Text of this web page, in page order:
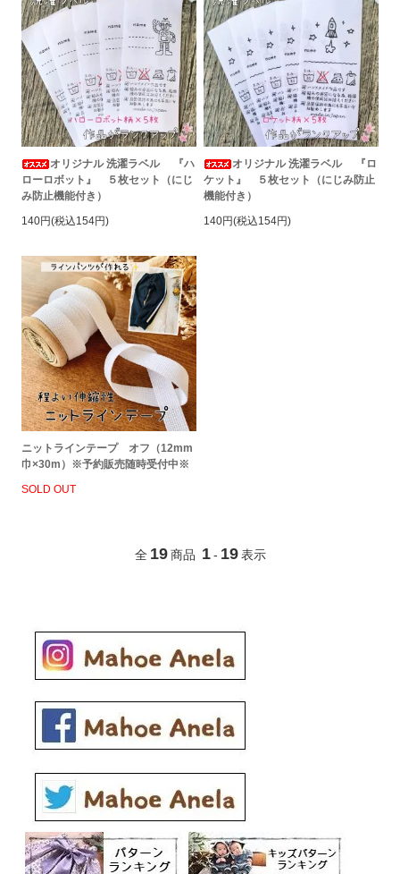
オリジナル 洗濯ラベル 『ハ
ローロボット』 ５枚セット（にじ
み防止機能付き）
140円(税込154円)
オリジナル 洗濯ラベル 『ロ
ケット』 ５枚セット（にじみ防止
機能付き）
140円(税込154円)
ニットラインテープ オフ（12mm
巾×30m）※予約販売随時受付中※
SOLD OUT
全 19 商品 1 - 19 表示